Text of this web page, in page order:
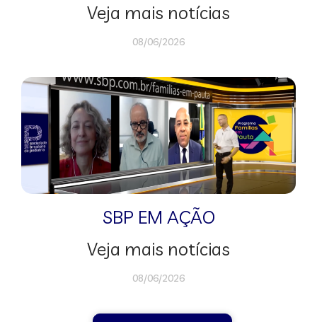
Veja mais notícias
08/06/2026
SBP EM AÇÃO
Veja mais notícias
08/06/2026